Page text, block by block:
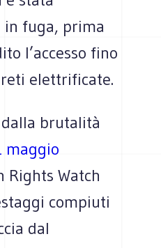
in fuga, prima
l’accesso fino
elettrificate.
dalla brutalità
maggio
Watch
compiuti
dal